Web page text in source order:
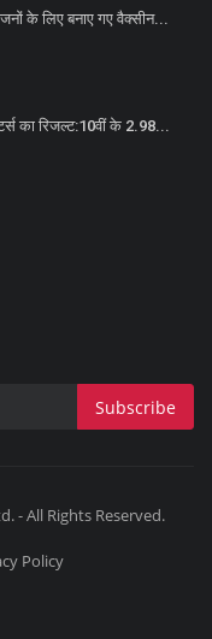
के लिए बनाए गए वैक्सीन...
का रिजल्ट:10वीं के 2.98...
Subscribe
- All Rights Reserved.
Policy